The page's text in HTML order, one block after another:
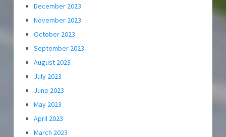
December 2023
November 2023
October 2023
September 2023
August 2023
July 2023
June 2023
May 2023
April 2023
March 2023